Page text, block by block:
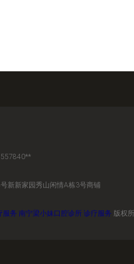
新新家园秀山闲情A栋3号商铺
服务 南宁梁小妹口腔诊所 诊疗服务 版权